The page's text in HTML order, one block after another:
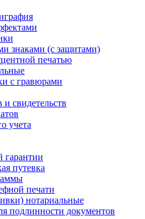
знаками (с защитами)
печатью
с гравюрами
свидетельств
учета
гарантии
путевка
печати
нотариальные
подлинности документов